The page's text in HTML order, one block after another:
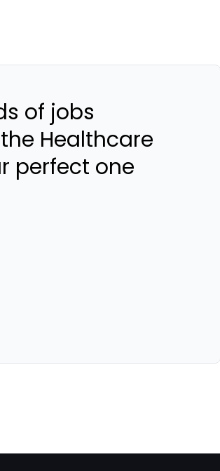
of jobs
Healthcare
perfect one